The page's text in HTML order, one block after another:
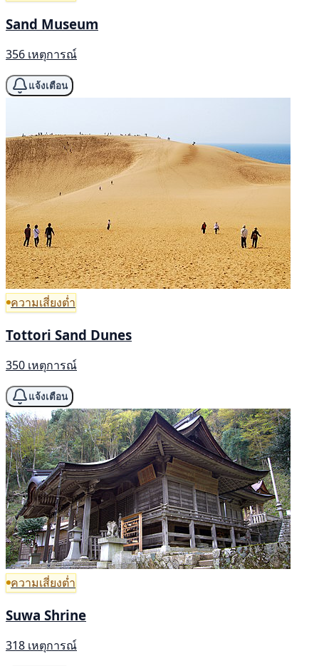
Sand Museum
356 เหตุการณ์
แจ้งเตือน
ความเสี่ยงต่ำ
Tottori Sand Dunes
350 เหตุการณ์
แจ้งเตือน
ความเสี่ยงต่ำ
Suwa Shrine
318 เหตุการณ์